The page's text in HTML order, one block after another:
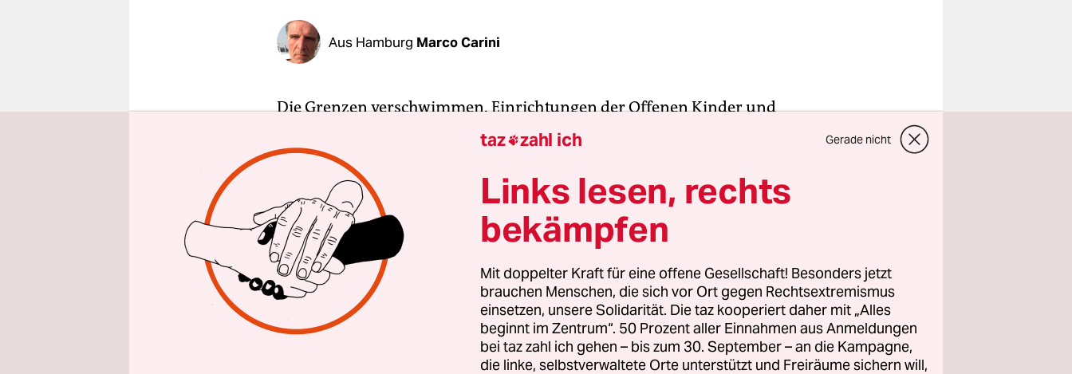
Aus Hamburg Marco Carini
Die Grenzen verschwimmen. Einrichtungen der Offenen Kinder und
Jugendarbeit (OKJA) sollen der Sozialbehörde über die politischen
Einstellungen ihrer Be­su­che­r*in­nen Auskunft geben. So will
Hamburgs Senat „linker Militanz“ unter Jugendlichen vorbeugen.
Gefragt aber wird nicht nur nach der Gewaltbereitschaft, sondern
auch nach dem Kleidungs- und Sprachstil oder dem Gedankengut der
Heranwachsenden. „Die Einrichtungen werden instrumentalisiert, um
Jugendliche auszuforschen“, sagt die Fraktionschefin der Linken,
Sabine Boeddinghaus.
taz zahl ich Gerade nicht
Links lesen, rechts
bekämpfen
Mit doppelter Kraft für eine offene Gesellschaft! Besonders jetzt
brauchen Menschen, die sich vor Ort gegen Rechtsextremismus
einsetzen, unsere Solidarität. Die taz kooperiert daher mit „Alles
beginnt im Zentrum“. 50 Prozent aller Einnahmen aus Anmeldungen
bei taz zahl ich gehen – bis zum 30. September – an die Kampagne,
die linke, selbstverwaltete Orte unterstützt und Freiräume sichern will,